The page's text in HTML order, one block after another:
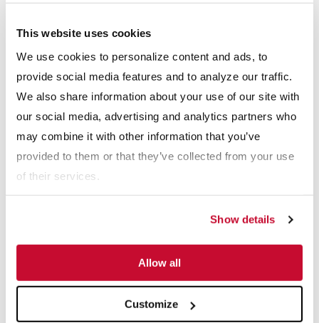
This website uses cookies
We use cookies to personalize content and ads, to
provide social media features and to analyze our traffic.
We also share information about your use of our site with
our social media, advertising and analytics partners who
may combine it with other information that you’ve
provided to them or that they’ve collected from your use
of their services.
Show details
Allow all
Customize
Recursos relacionados
Ver más recursos